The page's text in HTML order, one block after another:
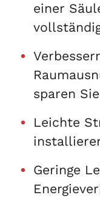
einer
sparen
Leichte
Geringe